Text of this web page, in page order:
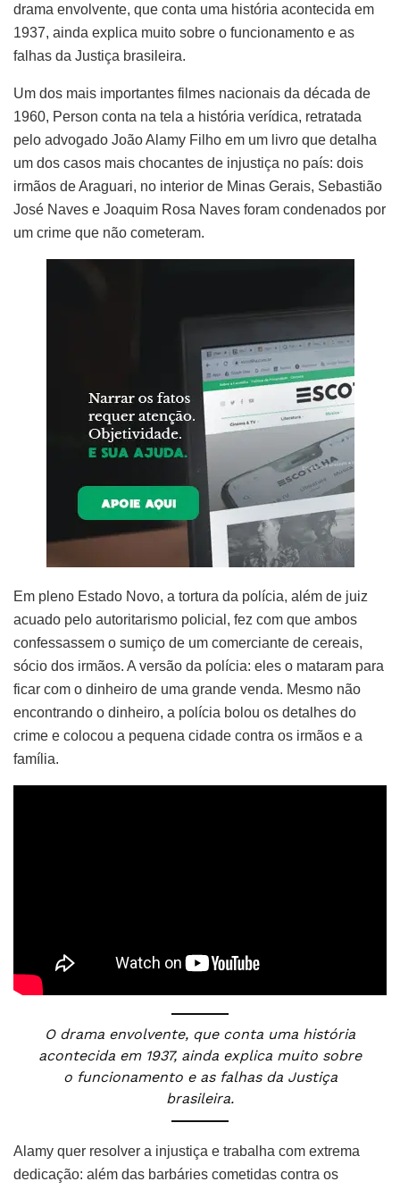
drama envolvente, que conta uma história acontecida em
1937, ainda explica muito sobre o funcionamento e as
falhas da Justiça brasileira.
Um dos mais importantes filmes nacionais da década de
1960, Person conta na tela a história verídica, retratada
pelo advogado João Alamy Filho em um livro que detalha
um dos casos mais chocantes de injustiça no país: dois
irmãos de Araguari, no interior de Minas Gerais, Sebastião
José Naves e Joaquim Rosa Naves foram condenados por
um crime que não cometeram.
Em pleno Estado Novo, a tortura da polícia, além de juiz
acuado pelo autoritarismo policial, fez com que ambos
confessassem o sumiço de um comerciante de cereais,
sócio dos irmãos. A versão da polícia: eles o mataram para
ficar com o dinheiro de uma grande venda. Mesmo não
encontrando o dinheiro, a polícia bolou os detalhes do
crime e colocou a pequena cidade contra os irmãos e a
família.
O drama envolvente, que conta uma história
acontecida em 1937, ainda explica muito sobre
o funcionamento e as falhas da Justiça
brasileira.
Alamy quer resolver a injustiça e trabalha com extrema
dedicação: além das barbáries cometidas contra os